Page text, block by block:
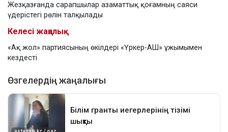
Жезқазғанда сарапшылар азаматтық қоғамның саяси
үдерістегі рөлін талқылады
Келесі жаңалық
«Ақ жол» партиясының өкілдері «Үркер-АШ» ұжымымен
кездесті